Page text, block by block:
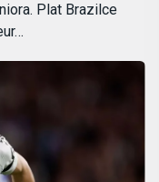
Plat Brazilce